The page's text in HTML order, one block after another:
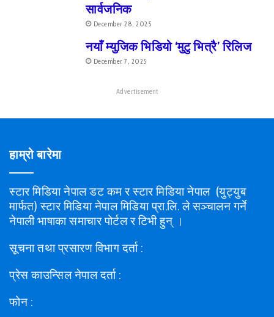
सार्वजनिक
December 28, 2025
नयाँ म्युजिक भिडियो ‘मुटु भित्रै’ रिलिज
December 7, 2025
Advertisement
हाम्रो बारेमा
स्टार मिडिया नेपाल डट कम र स्टार मिडिया नेपाल (युट्युब
मार्फत) स्टार मिडिया नेपाल मिडिया प्रा.लि. ले सञ्चालन गर्ने
नेपाली भाषाका समाचार पोर्टल र टिभी हुन् ।
सूचना तथा प्रसारण विभाग दर्ता :
प्रेस काउन्सिल नेपाल दर्ता :
फोन :